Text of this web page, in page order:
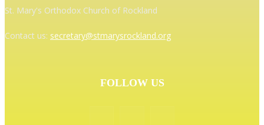
St. Mary's Orthodox Church of Rockland
Contact us: secretary@stmarysrockland.org
FOLLOW US